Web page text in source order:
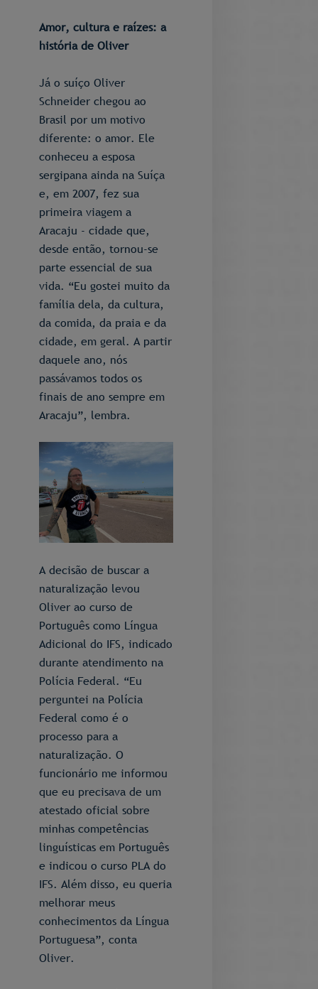
Amor, cultura e raízes: a
história de Oliver
Já o suíço Oliver
Schneider chegou ao
Brasil por um motivo
diferente: o amor. Ele
conheceu a esposa
sergipana ainda na Suíça
e, em 2007, fez sua
primeira viagem a
Aracaju - cidade que,
desde então, tornou-se
parte essencial de sua
vida. “Eu gostei muito da
família dela, da cultura,
da comida, da praia e da
cidade, em geral. A partir
daquele ano, nós
passávamos todos os
finais de ano sempre em
Aracaju”, lembra.
A decisão de buscar a
naturalização levou
Oliver ao curso de
Português como Língua
Adicional do IFS, indicado
durante atendimento na
Polícia Federal. “Eu
perguntei na Polícia
Federal como é o
processo para a
naturalização. O
funcionário me informou
que eu precisava de um
atestado oficial sobre
minhas competências
linguísticas em Português
e indicou o curso PLA do
IFS. Além disso, eu queria
melhorar meus
conhecimentos da Língua
Portuguesa”, conta
Oliver.